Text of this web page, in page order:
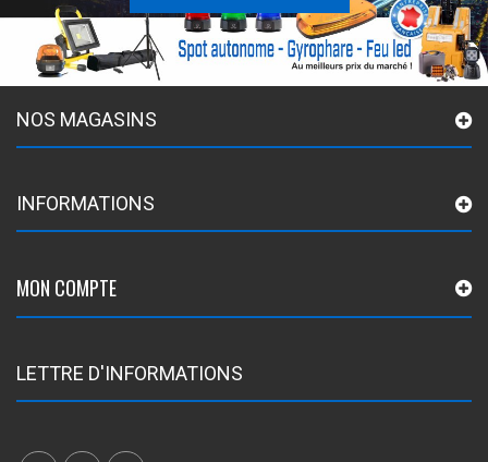
NOS MAGASINS
INFORMATIONS
MON COMPTE
LETTRE D'INFORMATIONS